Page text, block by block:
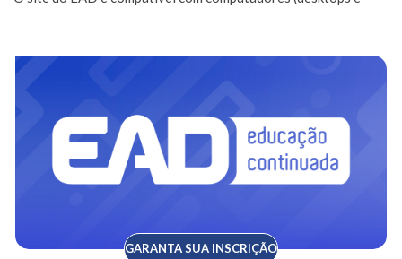
Equipamentos:
Computador com processador de 2GHz e 4GB de
memória RAM, Windows 8 ou superior;
Monitor ou projetor com resolução 1024x768 ou
superior;
Caixas de som ou fone de ouvido;
Mínimo de 10MB por computador.
SUPORTE
GARANTA SUA INSCRIÇÃO